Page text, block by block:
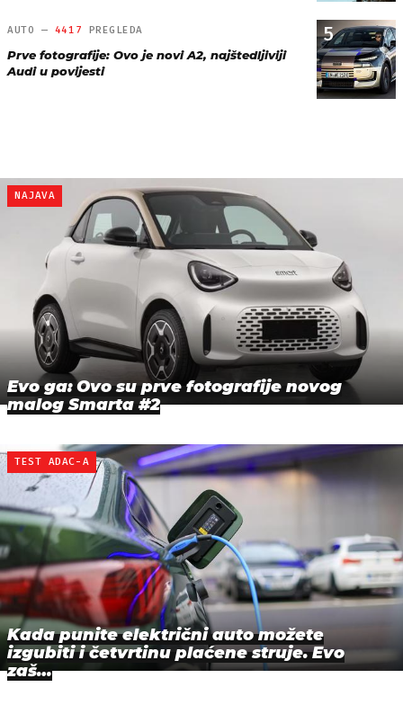
5
AUTO — 4417 PREGLEDA
Prve fotografije: Ovo je novi A2, najštedljiviji
Audi u povijesti
NAJAVA
Evo ga: Ovo su prve fotografije novog
malog Smarta #2
TEST ADAC-A
Kada punite električni auto možete
izgubiti i četvrtinu plaćene struje. Evo
zaš…